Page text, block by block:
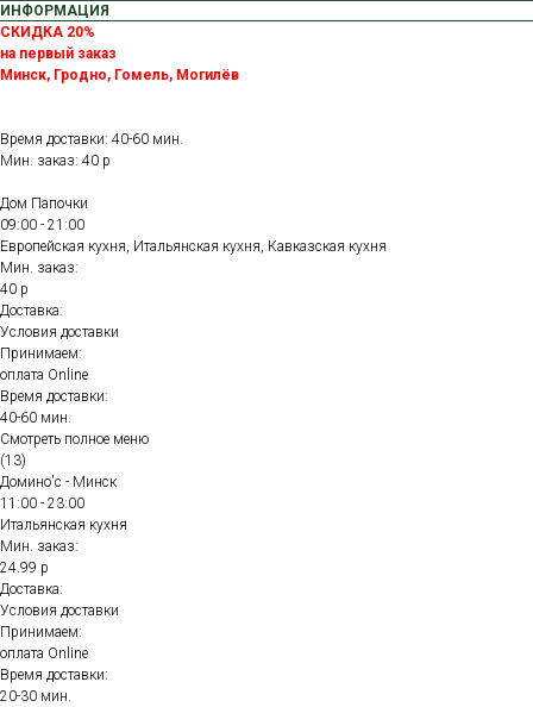
ИНФОРМАЦИЯ
СКИДКА 20%
на первый заказ
Минск, Гродно, Гомель, Могилёв
Время доставки: 40-60 мин.
Мин. заказ: 40 р
Дом Папочки
09:00 - 21:00
Европейская кухня, Итальянская кухня, Кавказская кухня
Мин. заказ:
40 р
Доставка:
Условия доставки
Принимаем:
оплата Online
Время доставки:
40-60 мин.
Смотреть полное меню
(13)
Домино'с - Минск
11:00 - 23:00
Итальянская кухня
Мин. заказ:
24.99 р
Доставка:
Условия доставки
Принимаем:
оплата Online
Время доставки:
20-30 мин.